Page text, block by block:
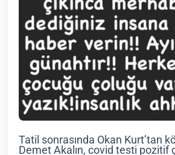
Tatil sonrasında Okan Kurt’tan
Demet Akalın, covid testi pozitif